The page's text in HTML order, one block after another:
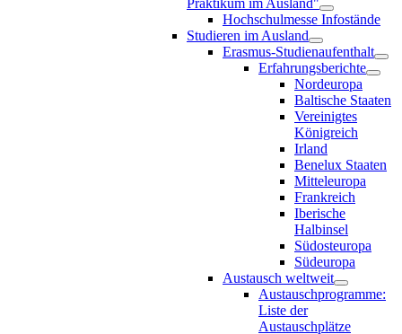
Hochschulmesse Infostände
Studieren im Ausland
Erasmus-Studienaufenthalt
Erfahrungsberichte
Nordeuropa
Baltische Staaten
Vereinigtes
Königreich
Irland
Benelux Staaten
Mitteleuropa
Frankreich
Iberische
Halbinsel
Südosteuropa
Südeuropa
Austausch weltweit
Austauschprogramme:
Liste der
Austauschplätze